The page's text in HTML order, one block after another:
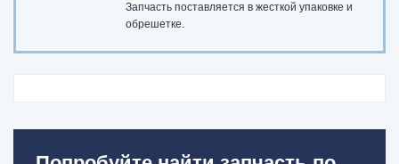
Запчасть поставляется в жесткой упаковке и
обрешетке.